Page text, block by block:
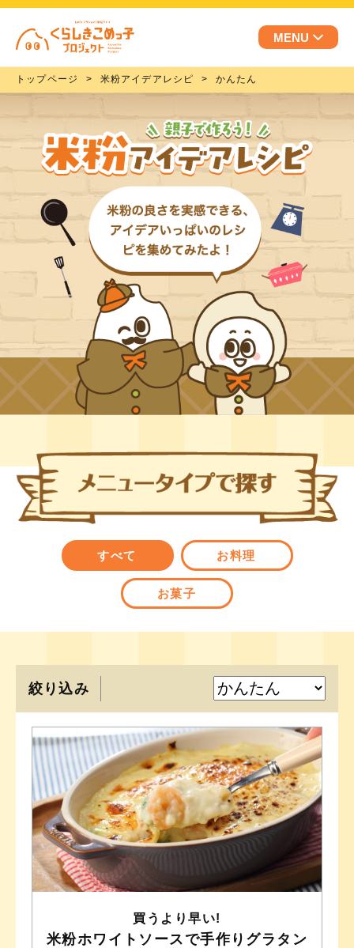
MENU
トップページ 米粉アイデアレシピ かんたん
すべて お料理
お菓子
絞り込み
買うより早い!
米粉ホワイトソースで手作りグラタン